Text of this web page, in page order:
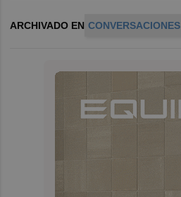
ARCHIVADO EN CONVERSACIONES